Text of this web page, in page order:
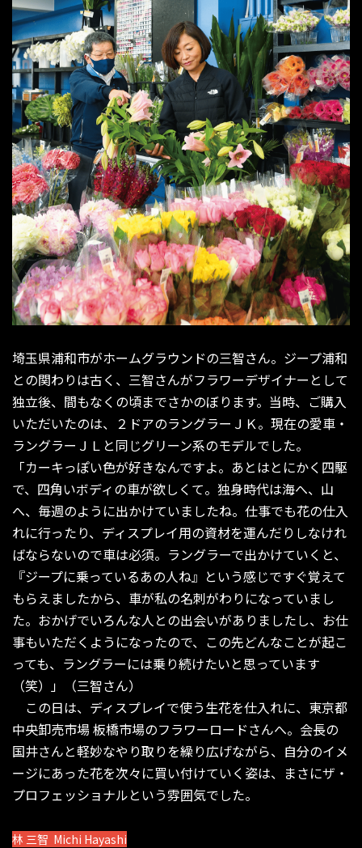
埼玉県浦和市がホームグラウンドの三智さん。ジープ浦和
との関わりは古く、三智さんがフラワーデザイナーとして
独立後、間もなくの頃までさかのぼります。当時、ご購入
いただいたのは、２ドアのラングラーＪＫ。現在の愛車・
ラングラーＪＬと同じグリーン系のモデルでした。
「カーキっぽい色が好きなんですよ。あとはとにかく四駆
で、四角いボディの車が欲しくて。独身時代は海へ、山
へ、毎週のように出かけていましたね。仕事でも花の仕入
れに行ったり、ディスプレイ用の資材を運んだりしなけれ
ばならないので車は必須。ラングラーで出かけていくと、
『ジープに乗っているあの人ね』という感じですぐ覚えて
もらえましたから、車が私の名刺がわりになっていまし
た。おかげでいろんな人との出会いがありましたし、お仕
事もいただくようになったので、この先どんなことが起こ
っても、ラングラーには乗り続けたいと思っています
（笑）」（三智さん）
この日は、ディスプレイで使う生花を仕入れに、東京都
中央卸売市場 板橋市場のフラワーロードさんへ。会長の
国井さんと軽妙なやり取りを繰り広げながら、自分のイメ
ージにあった花を次々に買い付けていく姿は、まさにザ・
プロフェッショナルという雰囲気でした。
林 三智 Michi Hayashi